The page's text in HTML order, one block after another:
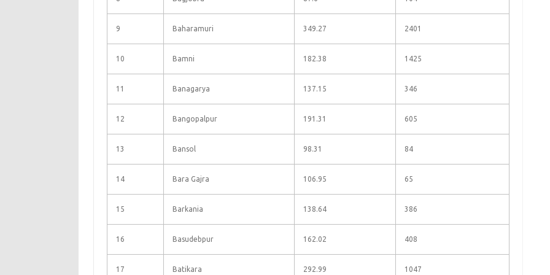
9 Baharamuri 349.27 2401
10 Bamni 182.38 1425
11 Banagarya 137.15 346
12 Bangopalpur 191.31 605
13 Bansol 98.31 84
14 Bara Gajra 106.95 65
15 Barkania 138.64 386
16 Basudebpur 162.02 408
17 Batikara 292.99 1047